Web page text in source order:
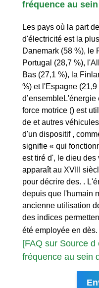
fréquence au
Les pays où la part
d'électricité est la
Danemark (58 %), le
Portugal (28,7 %),
Bas (27,1 %), la
%) et l'Espagne (21,9
force motrice () est
de et autres
d'un dispositif ,
signifie « qui
est tiré d', le dieu des
apparaît au XVIII
pour décrire des. .
depuis que l'humain
ancienne utilisation
des indices
été employée en dès.
[FAQ sur Source
fréquence au sein